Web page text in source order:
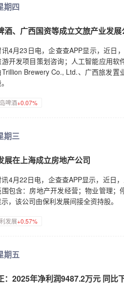
期四
酒、广西国资等成立文旅产业发展
讯4月23日电，企查查APP显示，近日
开发项目策划咨询；人工智能应用
Trillion Brewery Co., Ltd.、广西旅发
啤酒+0.07%
期三
展在上海成立房地产公司
讯4月22日电，企查查APP显示，近日
包含：房地产开发经营；物业管理
，该公司由保利发展间接全资持股。
发展+0.57%
期五
：2025年净利润9487.2万元 同比